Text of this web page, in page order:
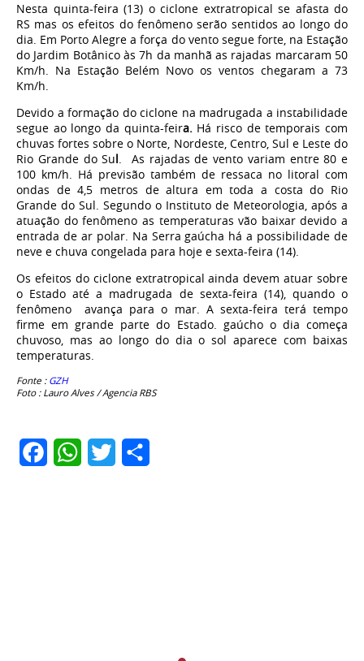
Nesta quinta-feira (13) o ciclone extratropical se afasta do
RS mas os efeitos do fenômeno serão sentidos ao longo do
dia. Em Porto Alegre a força do vento segue forte, na Estação
do Jardim Botânico às 7h da manhã as rajadas marcaram 50
Km/h. Na Estação Belém Novo os ventos chegaram a 73
Km/h.
Devido a formação do ciclone na madrugada a instabilidade
segue ao longo da quinta-feira. Há risco de temporais com
chuvas fortes sobre o Norte, Nordeste, Centro, Sul e Leste do
Rio Grande do Sul. As rajadas de vento variam entre 80 e
100 km/h. Há previsão também de ressaca no litoral com
ondas de 4,5 metros de altura em toda a costa do Rio
Grande do Sul. Segundo o Instituto de Meteorologia, após a
atuação do fenômeno as temperaturas vão baixar devido a
entrada de ar polar. Na Serra gaúcha há a possibilidade de
neve e chuva congelada para hoje e sexta-feira (14).
Os efeitos do ciclone extratropical ainda devem atuar sobre
o Estado até a madrugada de sexta-feira (14), quando o
fenômeno avança para o mar. A sexta-feira terá tempo
firme em grande parte do Estado. gaúcho o dia começa
chuvoso, mas ao longo do dia o sol aparece com baixas
temperaturas.
Fonte :GZH
Foto : Lauro Alves / Agencia RBS
FacebookWhatsApp
Twitter